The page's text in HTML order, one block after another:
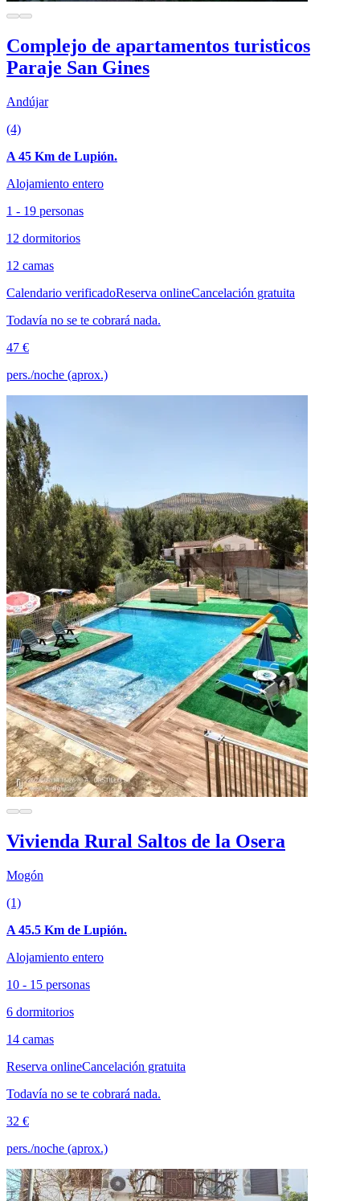
Complejo de apartamentos turisticos
Paraje San Gines
Andújar
(4)
A 45 Km de Lupión.
Alojamiento entero
1 - 19 personas
12 dormitorios
12 camas
Calendario verificadoReserva onlineCancelación gratuita
Todavía no se te cobrará nada.
47 €
pers./noche (aprox.)
Vivienda Rural Saltos de la Osera
Mogón
(1)
A 45.5 Km de Lupión.
Alojamiento entero
10 - 15 personas
6 dormitorios
14 camas
Reserva onlineCancelación gratuita
Todavía no se te cobrará nada.
32 €
pers./noche (aprox.)